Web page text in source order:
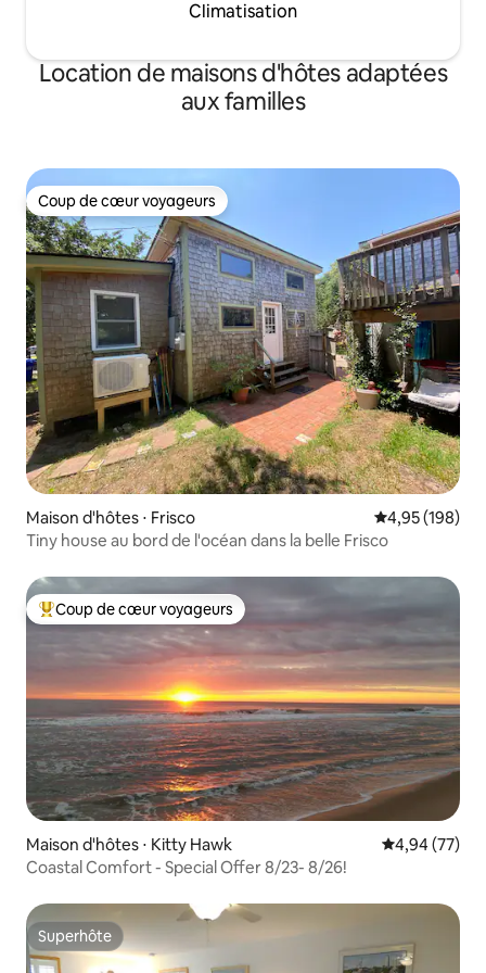
Climatisation
Location de maisons d'hôtes adaptées
aux familles
Coup de cœur voyageurs
Coup de cœur voyageurs
Maison d'hôtes ⋅ Frisco Évaluation
4,95 (198)
Tiny house au bord de l'océan dans la belle Frisco
Coups de cœur voyageurs les plus appréciés
Coup de cœur voyageurs
Maison d'hôtes ⋅ Kitty Hawk Évaluation
4,94 (77)
Coastal Comfort - Special Offer 8/23- 8/26!
Superhôte
Superhôte